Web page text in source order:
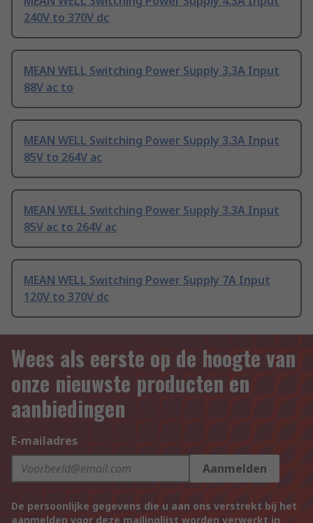
240V to 370V dc
MEAN WELL Switching Power Supply 3.3A Input
88V ac to
MEAN WELL Switching Power Supply 3.3A Input
85V to 264V ac
MEAN WELL Switching Power Supply 3.3A Input
85V ac to 264V ac
MEAN WELL Switching Power Supply 7A Input
120V to 370V dc
Wees als eerste op de hoogte van
onze nieuwste producten en
aanbiedingen
E-mailadres
Aanmelden
De persoonlijke gegevens die u aan ons verstrekt bij het
aanmelden voor deze mailinglijst worden verwerkt in